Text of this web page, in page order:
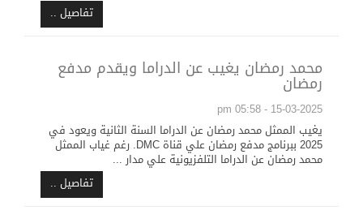
تفاصيل ..
محمد رمضان يغيب عن الدراما ويقدم مدفع
رمضان
15-03-2025 - 05:58 pm
يغيب الممثل محمد رمضان عن الدراما السنة الثانية ويعود في
2025 ببرنامج مدفع رمضان علي قناة DMC. رغم غياب الممثل
محمد رمضان عن الدراما التلفزيونية علي مدار ...
تفاصيل ..